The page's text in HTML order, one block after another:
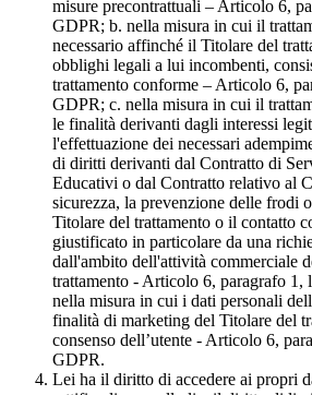
misure precontrattuali – Articolo 6,
GDPR; b. nella misura in cui il
necessario affinché il Titolare del
obblighi legali a lui incombenti,
trattamento conforme – Articolo 6,
GDPR; c. nella misura in cui il
le finalità derivanti dagli interessi
l'effettuazione dei necessari
di diritti derivanti dal Contratto di
Educativi o dal Contratto relativo al
sicurezza, la prevenzione delle frodi
Titolare del trattamento o il contatto
giustificato in particolare da una
dall'ambito dell'attività commerciale
trattamento - Articolo 6, paragrafo 1,
nella misura in cui i dati personali
finalità di marketing del Titolare del
consenso dell’utente - Articolo 6,
GDPR.
Lei ha il diritto di accedere ai propri